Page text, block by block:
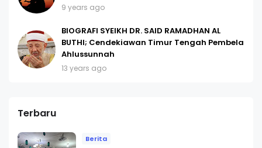
9 years ago
BIOGRAFI SYEIKH DR. SAID RAMADHAN AL
BUTHI; Cendekiawan Timur Tengah Pembela
Ahlussunnah
13 years ago
Terbaru
Berita